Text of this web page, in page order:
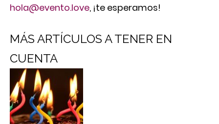
hola@evento.love, ¡te esperamos!
MÁS ARTÍCULOS A TENER EN
CUENTA